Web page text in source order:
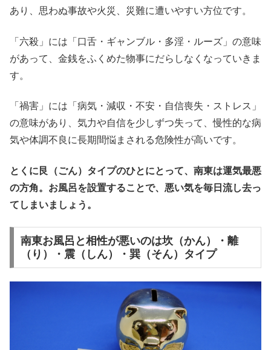
あり、思わぬ事故や火災、災難に遭いやすい方位です。
「六殺」には「口舌・ギャンブル・多淫・ルーズ」の意味
があって、金銭をふくめた物事にだらしなくなっていきま
す。
「禍害」には「病気・減収・不安・自信喪失・ストレス」
の意味があり、気力や自信を少しずつ失って、慢性的な病
気や体調不良に長期間悩まされる危険性が高いです。
とくに艮（ごん）タイプのひとにとって、南東は運気最悪
の方角。お風呂を設置することで、悪い気を毎日流し去っ
てしまいましょう。
南東お風呂と相性が悪いのは坎（かん）・離
（り）・震（しん）・巽（そん）タイプ